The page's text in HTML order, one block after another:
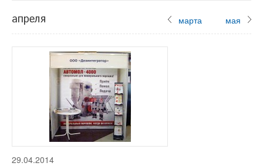
марта мая
апреля
29.04.2014